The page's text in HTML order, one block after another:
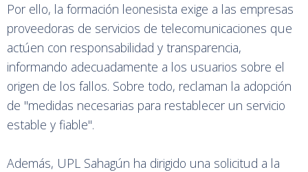
Por ello, la formación leonesista exige a las empresas
proveedoras de servicios de telecomunicaciones que
actúen con responsabilidad y transparencia,
informando adecuadamente a los usuarios sobre el
origen de los fallos. Sobre todo, reclaman la adopción
de "medidas necesarias para restablecer un servicio
estable y fiable".
Además, UPL Sahagún ha dirigido una solicitud a la